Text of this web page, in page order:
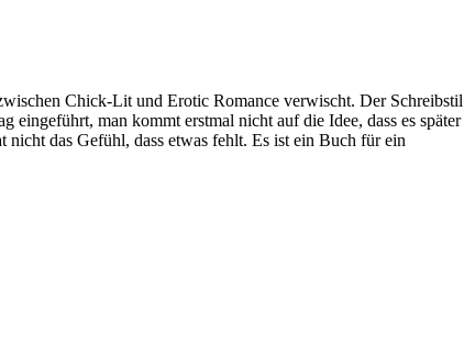
Chick-Lit und Erotic Romance verwischt. Der Schreibstil
man kommt erstmal nicht auf die Idee, dass es später
nicht das Gefühl, dass etwas fehlt. Es ist ein Buch für ein